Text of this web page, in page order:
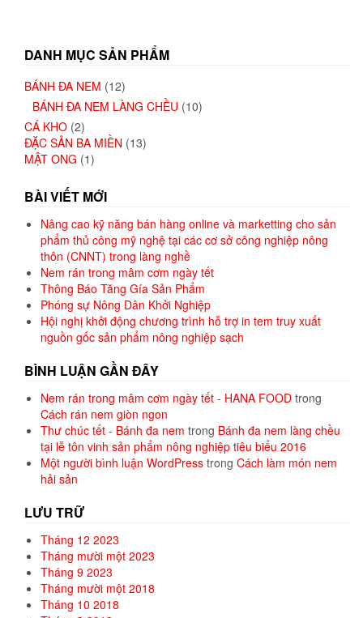
DANH MỤC SẢN PHẨM
BÁNH ĐA NEM (12)
BÁNH ĐA NEM LÀNG CHỀU (10)
CÁ KHO (2)
ĐẶC SẢN BA MIỀN (13)
MẬT ONG (1)
BÀI VIẾT MỚI
Nâng cao kỹ năng bán hàng online và marketting cho sản
phẩm thủ công mỹ nghệ tại các cơ sở công nghiệp nông
thôn (CNNT) trong làng nghề
Nem rán trong mâm cơm ngày tết
Thông Báo Tăng Gía Sản Phẩm
Phóng sự Nông Dân Khởi Nghiệp
Hội nghị khởi động chương trình hỗ trợ in tem truy xuất
nguồn gốc sản phẩm nông nghiệp sạch
BÌNH LUẬN GẦN ĐÂY
Nem rán trong mâm cơm ngày tết - HANA FOOD trong
Cách rán nem giòn ngon
Thư chúc tết - Bánh đa nem trong Bánh đa nem làng chều
tại lễ tôn vinh sản phẩm nông nghiệp tiêu biểu 2016
Một người bình luận WordPress trong Cách làm món nem
hải sản
LƯU TRỮ
Tháng 12 2023
Tháng mười một 2023
Tháng 9 2023
Tháng mười một 2018
Tháng 10 2018